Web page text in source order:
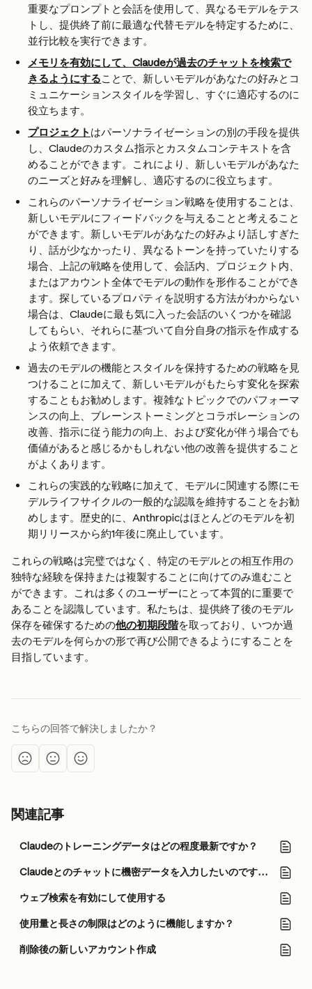
重要なプロンプトと会話を使用して、異なるモデルをテス
トし、提供終了前に最適な代替モデルを特定するために、
並行比較を実行できます。
メモリを有効にして、Claudeが過去のチャットを検索で
きるようにすることで、新しいモデルがあなたの好みとコ
ミュニケーションスタイルを学習し、すぐに適応するのに
役立ちます。
プロジェクト はパーソナライゼーションの別の手段を提供
し、Claudeのカスタム指示とカスタムコンテキストを含
めることができます。これにより、新しいモデルがあなた
のニーズと好みを理解し、適応するのに役立ちます。
これらのパーソナライゼーション戦略を使用することは、
新しいモデルにフィードバックを与えることと考えること
ができます。新しいモデルがあなたの好みより話しすぎた
り、話が少なかったり、異なるトーンを持っていたりする
場合、上記の戦略を使用して、会話内、プロジェクト内、
またはアカウント全体でモデルの動作を形作ることができ
ます。探しているプロパティを説明する方法がわからない
場合は、Claudeに最も気に入った会話のいくつかを確認
してもらい、それらに基づいて自分自身の指示を作成する
よう依頼できます。
過去のモデルの機能とスタイルを保持するための戦略を見
つけることに加えて、新しいモデルがもたらす変化を探索
することもお勧めします。複雑なトピックでのパフォーマ
ンスの向上、ブレーンストーミングとコラボレーションの
改善、指示に従う能力の向上、および変化が伴う場合でも
価値があると感じるかもしれない他の改善を提供すること
がよくあります。
これらの実践的な戦略に加えて、モデルに関連する際にモ
デルライフサイクルの一般的な認識を維持することをお勧
めします。歴史的に、Anthropicはほとんどのモデルを初
期リリースから約1年後に廃止しています。
これらの戦略は完璧ではなく、特定のモデルとの相互作用の
独特な経験を保持または複製することに向けてのみ進むこと
ができます。これは多くのユーザーにとって本質的に重要で
あることを認識しています。私たちは、提供終了後のモデル
保存を確保するための他の初期段階を取っており、いつか過
去のモデルを何らかの形で再び公開できるようにすることを
目指しています。
こちらの回答で解決しましたか？
関連記事
Claudeのトレーニングデータはどの程度最新ですか？
Claudeとのチャットに機密データを入力したいのですが、誰が私の会話を見ることができますか？
ウェブ検索を有効にして使用する
使用量と長さの制限はどのように機能しますか？
削除後の新しいアカウント作成